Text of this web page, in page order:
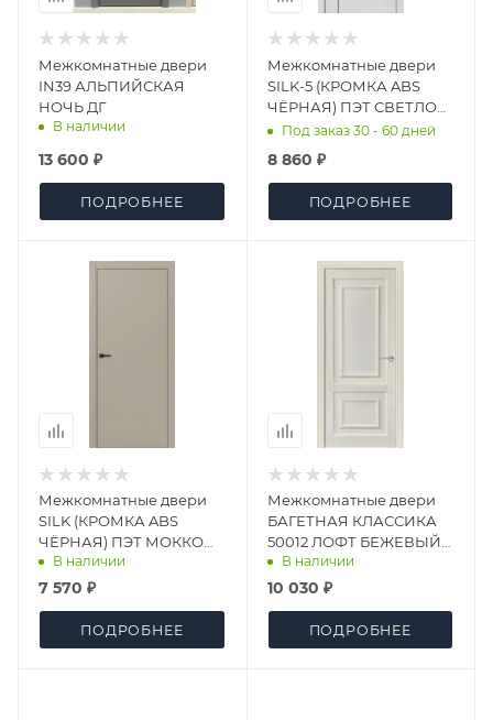
Межкомнатные двери
IN39 АЛЬПИЙСКАЯ
НОЧЬ ДГ
В наличии
13 600 ₽
ПОДРОБНЕЕ
Межкомнатные двери
SILK-5 (КРОМКА ABS
ЧЁРНАЯ) ПЭТ СВЕТЛО
СЕРЫЙ МАТОВЫЙ
Под заказ 30 - 60 дней
8 860 ₽
ПОДРОБНЕЕ
Межкомнатные двери
SILK (КРОМКА ABS
ЧЁРНАЯ) ПЭТ МОККО
(94) ДГ
В наличии
7 570 ₽
ПОДРОБНЕЕ
Межкомнатные двери
БАГЕТНАЯ КЛАССИКА
50012 ЛОФТ БЕЖЕВЫЙ
ДГВ наличии
10 030 ₽
ПОДРОБНЕЕ